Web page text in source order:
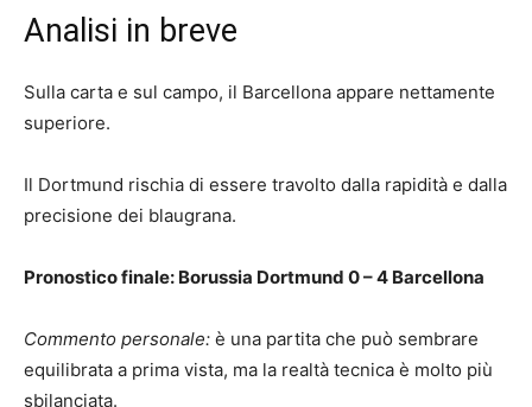
Analisi in breve
Sulla carta e sul campo, il Barcellona appare nettamente
superiore.
Il Dortmund rischia di essere travolto dalla rapidità e dalla
precisione dei blaugrana.
Pronostico finale: Borussia Dortmund 0 – 4 Barcellona
Commento personale: è una partita che può sembrare
equilibrata a prima vista, ma la realtà tecnica è molto più
sbilanciata.